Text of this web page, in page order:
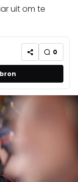
uit om te
0